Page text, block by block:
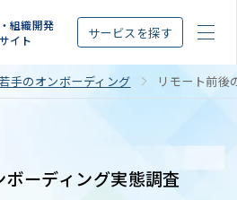
組織開発
イト
サービスを探す
手のオンボーディング リモート前後
ーディング実態調査